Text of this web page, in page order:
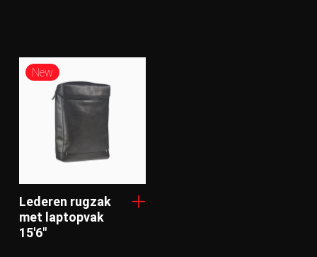
New
Lederen rugzak
met laptopvak
15'6"